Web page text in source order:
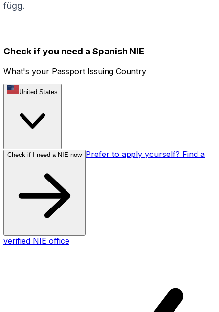
függ.
Check if you need a Spanish NIE
What's your Passport Issuing Country
United States
Check if I need a NIE now Prefer to apply yourself? Find a
verified NIE office